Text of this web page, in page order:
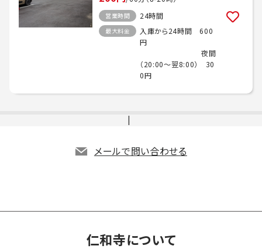
営業時間 24時間
最大料金
入庫から24時間 600
円
夜間
（20:00～翌8:00） 30
0円
メールで問い合わせる
仁和寺について